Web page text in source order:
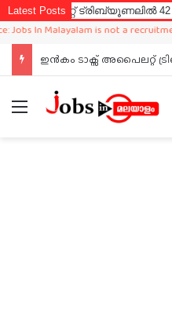
Latest Posts
ട്രിബ്യൂണലിൽ 42 ഒഴിവ്
In Malayalam is not a recruitment
ഇൻകം ടാക്സ് അപൈലറ്റ്
Menu